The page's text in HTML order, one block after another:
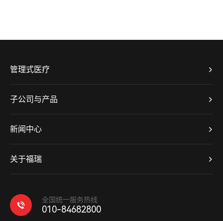
管理式医疗
子公司与产品
新闻中心
关于福瑞
全国统一服务热线
010-84682800